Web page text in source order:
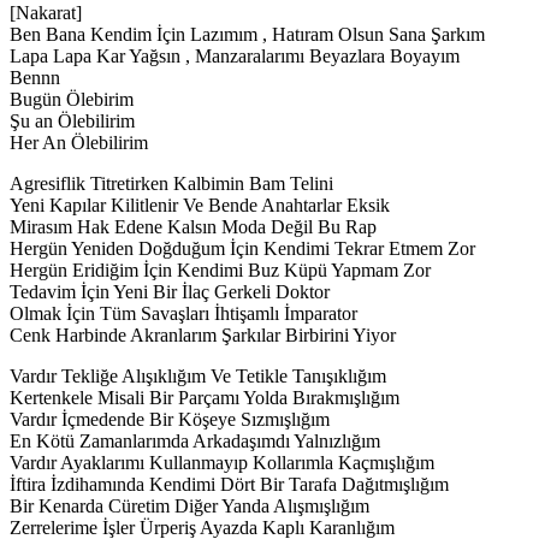
[Nakarat]
Ben Bana Kendim İçin Lazımım , Hatıram Olsun Sana Şarkım
Lapa Lapa Kar Yağsın , Manzaralarımı Beyazlara Boyayım
Bennn
Bugün Ölebirim
Şu an Ölebilirim
Her An Ölebilirim
Agresiflik Titretirken Kalbimin Bam Telini
Yeni Kapılar Kilitlenir Ve Bende Anahtarlar Eksik
Mirasım Hak Edene Kalsın Moda Değil Bu Rap
Hergün Yeniden Doğduğum İçin Kendimi Tekrar Etmem Zor
Hergün Eridiğim İçin Kendimi Buz Küpü Yapmam Zor
Tedavim İçin Yeni Bir İlaç Gerkeli Doktor
Olmak İçin Tüm Savaşları İhtişamlı İmparator
Cenk Harbinde Akranlarım Şarkılar Birbirini Yiyor
Vardır Tekliğe Alışıklığım Ve Tetikle Tanışıklığım
Kertenkele Misali Bir Parçamı Yolda Bırakmışlığım
Vardır İçmedende Bir Köşeye Sızmışlığım
En Kötü Zamanlarımda Arkadaşımdı Yalnızlığım
Vardır Ayaklarımı Kullanmayıp Kollarımla Kaçmışlığım
İftira İzdihamında Kendimi Dört Bir Tarafa Dağıtmışlığım
Bir Kenarda Cüretim Diğer Yanda Alışmışlığım
Zerrelerime İşler Ürperiş Ayazda Kaplı Karanlığım